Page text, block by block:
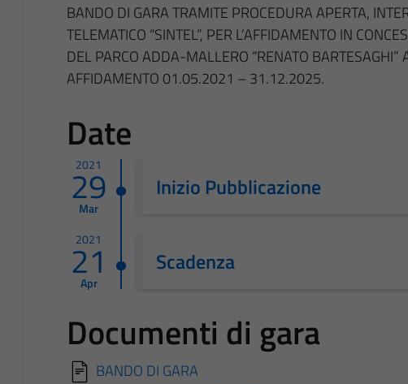
BANDO DI GARA TRAMITE PROCEDURA APERTA,
TELEMATICO “SINTEL”, PER L’AFFIDAMENTO IN
DEL PARCO ADDA-MALLERO “RENATO
AFFIDAMENTO 01.05.2021 – 31.12.2025.
Date
2021
29
Mar
Inizio Pubblicazione
2021
21
Apr
Scadenza
Documenti di gara
BANDO DI GARA